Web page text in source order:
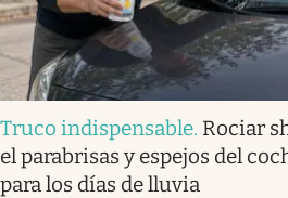
Truco indispensable. Rociar
el parabrisas y espejos del
para los días de lluvia